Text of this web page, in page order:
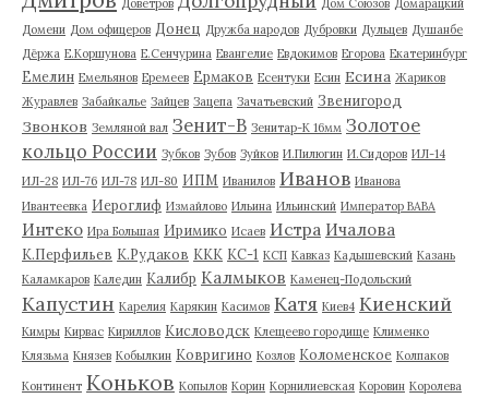
Доветров Дом Союзов Домарацкий
Домени Дом офицеров Донец Дружба народов Дубровки Дульцев Душанбе
Дёржа Е.Коршунова Е.Сенчурина Евангелие Евдокимов Егорова Екатеринбург
Емелин Емельянов Еремеев Ермаков Есентуки Есин Есина Жариков
Журавлев Забайкалье Зайцев Зацепа Зачатьевский Звенигород
Звонков Земляной вал Зенит-В Зенитар-К 16мм Золотое
кольцо России Зубков Зубов Зуйков И.Пилюгин И.Сидоров ИЛ-14
ИЛ-28 ИЛ-76 ИЛ-78 ИЛ-80 ИПМ Иванилов Иванов Иванова
Ивантеевка Иероглиф Измайлово Ильина Ильинский Император ВАВА
Интеко Ира Большая Иримико Исаев Истра Ичалова
К.Перфильев К.Рудаков ККК КС-1 КСП Кавказ Кадышевский Казань
Каламкаров Каледин Калибр Калмыков Каменец-Подольский
Капустин Карелия Карякин Касимов Катя Киев4 Киенский
Кимры Кирвас Кириллов Кисловодск Клещеево городище Клименко
Клязьма Князев Кобылкин Ковригино Козлов Коломенское Колпаков
Континент Коньков Копылов Корин Корнилиевская Коровин Королева